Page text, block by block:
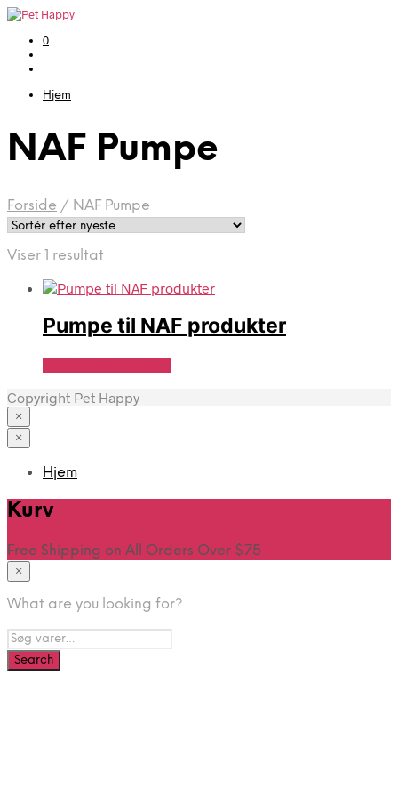
0
Hjem
NAF Pumpe
Forside / NAF Pumpe
Viser 1 resultat
Pumpe til NAF produkter
Copyright Pet Happy
×
×
Hjem
Kurv
Free Shipping on All Orders Over $75
×
What are you looking for?